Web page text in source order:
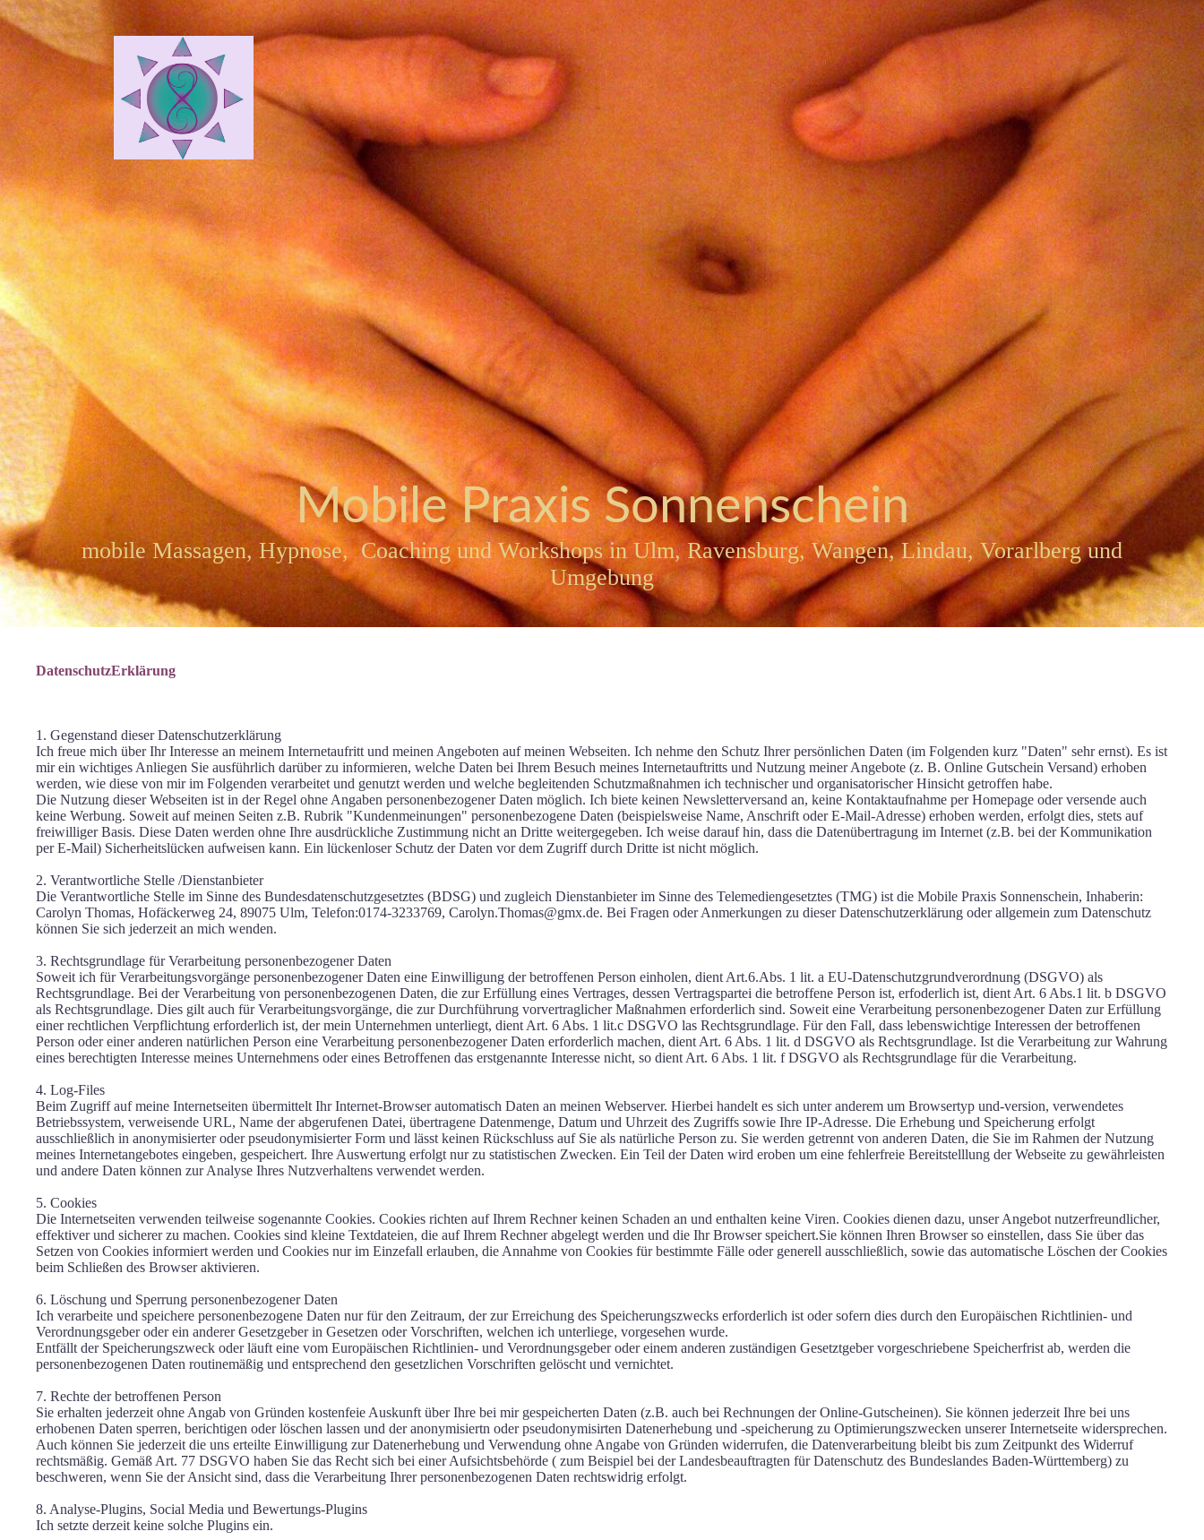
Mobile Praxis Sonnenschein
mobile Massagen, Hypnose, Coaching und Workshops in Ulm, Ravensburg, Wangen, Lindau, Vorarlberg und
Umgebung
DatenschutzErklärung
1. Gegenstand dieser Datenschutzerklärung
Ich freue mich über Ihr Interesse an meinem Internetaufritt und meinen Angeboten auf meinen Webseiten. Ich nehme den Schutz Ihrer persönlichen Daten (im Folgenden kurz "Daten" sehr ernst). Es ist
mir ein wichtiges Anliegen Sie ausführlich darüber zu informieren, welche Daten bei Ihrem Besuch meines Internetauftritts und Nutzung meiner Angebote (z. B. Online Gutschein Versand) erhoben
werden, wie diese von mir im Folgenden verarbeitet und genutzt werden und welche begleitenden Schutzmaßnahmen ich technischer und organisatorischer Hinsicht getroffen habe.
Die Nutzung dieser Webseiten ist in der Regel ohne Angaben personenbezogener Daten möglich. Ich biete keinen Newsletterversand an, keine Kontaktaufnahme per Homepage oder versende auch
keine Werbung. Soweit auf meinen Seiten z.B. Rubrik "Kundenmeinungen" personenbezogene Daten (beispielsweise Name, Anschrift oder E-Mail-Adresse) erhoben werden, erfolgt dies, stets auf
freiwilliger Basis. Diese Daten werden ohne Ihre ausdrückliche Zustimmung nicht an Dritte weitergegeben. Ich weise darauf hin, dass die Datenübertragung im Internet (z.B. bei der Kommunikation
per E-Mail) Sicherheitslücken aufweisen kann. Ein lückenloser Schutz der Daten vor dem Zugriff durch Dritte ist nicht möglich.
2. Verantwortliche Stelle /Dienstanbieter
Die Verantwortliche Stelle im Sinne des Bundesdatenschutzgesetztes (BDSG) und zugleich Dienstanbieter im Sinne des Telemediengesetztes (TMG) ist die Mobile Praxis Sonnenschein, Inhaberin:
Carolyn Thomas, Hofäckerweg 24, 89075 Ulm, Telefon:0174-3233769, Carolyn.Thomas@gmx.de. Bei Fragen oder Anmerkungen zu dieser Datenschutzerklärung oder allgemein zum Datenschutz
können Sie sich jederzeit an mich wenden.
3. Rechtsgrundlage für Verarbeitung personenbezogener Daten
Soweit ich für Verarbeitungsvorgänge personenbezogener Daten eine Einwilligung der betroffenen Person einholen, dient Art.6.Abs. 1 lit. a EU-Datenschutzgrundverordnung (DSGVO) als
Rechtsgrundlage. Bei der Verarbeitung von personenbezogenen Daten, die zur Erfüllung eines Vertrages, dessen Vertragspartei die betroffene Person ist, erfoderlich ist, dient Art. 6 Abs.1 lit. b DSGVO
als Rechtsgrundlage. Dies gilt auch für Verarbeitungsvorgänge, die zur Durchführung vorvertraglicher Maßnahmen erforderlich sind. Soweit eine Verarbeitung personenbezogener Daten zur Erfüllung
einer rechtlichen Verpflichtung erforderlich ist, der mein Unternehmen unterliegt, dient Art. 6 Abs. 1 lit.c DSGVO las Rechtsgrundlage. Für den Fall, dass lebenswichtige Interessen der betroffenen
Person oder einer anderen natürlichen Person eine Verarbeitung personenbezogener Daten erforderlich machen, dient Art. 6 Abs. 1 lit. d DSGVO als Rechtsgrundlage. Ist die Verarbeitung zur Wahrung
eines berechtigten Interesse meines Unternehmens oder eines Betroffenen das erstgenannte Interesse nicht, so dient Art. 6 Abs. 1 lit. f DSGVO als Rechtsgrundlage für die Verarbeitung.
4. Log-Files
Beim Zugriff auf meine Internetseiten übermittelt Ihr Internet-Browser automatisch Daten an meinen Webserver. Hierbei handelt es sich unter anderem um Browsertyp und-version, verwendetes
Betriebssystem, verweisende URL, Name der abgerufenen Datei, übertragene Datenmenge, Datum und Uhrzeit des Zugriffs sowie Ihre IP-Adresse. Die Erhebung und Speicherung erfolgt
ausschließlich in anonymisierter oder pseudonymisierter Form und lässt keinen Rückschluss auf Sie als natürliche Person zu. Sie werden getrennt von anderen Daten, die Sie im Rahmen der Nutzung
meines Internetangebotes eingeben, gespeichert. Ihre Auswertung erfolgt nur zu statistischen Zwecken. Ein Teil der Daten wird eroben um eine fehlerfreie Bereitstelllung der Webseite zu gewährleisten
und andere Daten können zur Analyse Ihres Nutzverhaltens verwendet werden.
5. Cookies
Die Internetseiten verwenden teilweise sogenannte Cookies. Cookies richten auf Ihrem Rechner keinen Schaden an und enthalten keine Viren. Cookies dienen dazu, unser Angebot nutzerfreundlicher,
effektiver und sicherer zu machen. Cookies sind kleine Textdateien, die auf Ihrem Rechner abgelegt werden und die Ihr Browser speichert.Sie können Ihren Browser so einstellen, dass Sie über das
Setzen von Cookies informiert werden und Cookies nur im Einzefall erlauben, die Annahme von Cookies für bestimmte Fälle oder generell ausschließlich, sowie das automatische Löschen der Cookies
beim Schließen des Browser aktivieren.
6. Löschung und Sperrung personenbezogener Daten
Ich verarbeite und speichere personenbezogene Daten nur für den Zeitraum, der zur Erreichung des Speicherungszwecks erforderlich ist oder sofern dies durch den Europäischen Richtlinien- und
Verordnungsgeber oder ein anderer Gesetzgeber in Gesetzen oder Vorschriften, welchen ich unterliege, vorgesehen wurde.
Entfällt der Speicherungszweck oder läuft eine vom Europäischen Richtlinien- und Verordnungsgeber oder einem anderen zuständigen Gesetztgeber vorgeschriebene Speicherfrist ab, werden die
personenbezogenen Daten routinemäßig und entsprechend den gesetzlichen Vorschriften gelöscht und vernichtet.
7. Rechte der betroffenen Person
Sie erhalten jederzeit ohne Angab von Gründen kostenfeie Auskunft über Ihre bei mir gespeicherten Daten (z.B. auch bei Rechnungen der Online-Gutscheinen). Sie können jederzeit Ihre bei uns
erhobenen Daten sperren, berichtigen oder löschen lassen und der anonymisiertn oder pseudonymisirten Datenerhebung und -speicherung zu Optimierungszwecken unserer Internetseite widersprechen.
Auch können Sie jederzeit die uns erteilte Einwilligung zur Datenerhebung und Verwendung ohne Angabe von Gründen widerrufen, die Datenverarbeitung bleibt bis zum Zeitpunkt des Widerruf
rechtsmäßig. Gemäß Art. 77 DSGVO haben Sie das Recht sich bei einer Aufsichtsbehörde ( zum Beispiel bei der Landesbeauftragten für Datenschutz des Bundeslandes Baden-Württemberg) zu
beschweren, wenn Sie der Ansicht sind, dass die Verarbeitung Ihrer personenbezogenen Daten rechtswidrig erfolgt.
8. Analyse-Plugins, Social Media und Bewertungs-Plugins
Ich setzte derzeit keine solche Plugins ein.